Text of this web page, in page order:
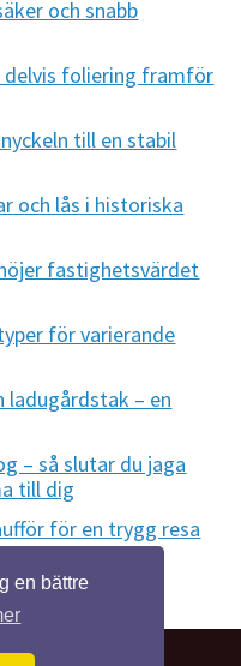
en bättre
och snabb
foliering framför
till en stabil
och lås i historiska
fastighetsvärdet
för varierande
ladugårdstak – en
– så slutar du jaga
till dig
för en trygg resa